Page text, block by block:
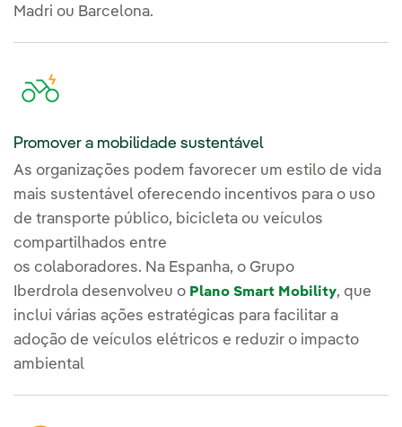
Madri ou Barcelona.
Promover a mobilidade sustentável
As organizações podem favorecer um estilo de vida
mais sustentável oferecendo incentivos para o uso
de transporte público, bicicleta ou veículos
compartilhados entre
os colaboradores. Na Espanha, o Grupo
Iberdrola desenvolveu o Plano Smart Mobility, que
inclui várias ações estratégicas para facilitar a
adoção de veículos elétricos e reduzir o impacto
ambiental